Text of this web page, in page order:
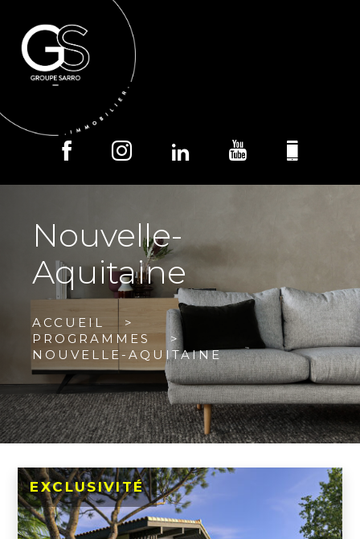
Nouvelle-
Aquitaine
ACCUEIL
PROGRAMMES
NOUVELLE-AQUITAINE
EXCLUSIVITÉ